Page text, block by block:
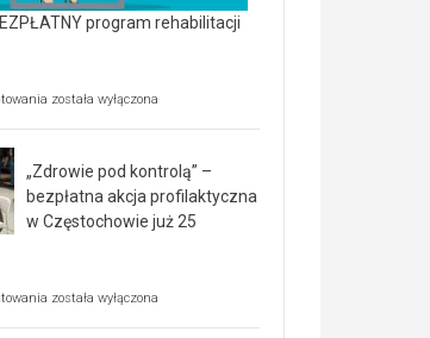
program rehabilitacji
Rusza
rehabilitacji
dla
seniorów!
została wyłączona
„Zdrowie pod kontrolą” –
bezpłatna akcja profilaktyczna
w Częstochowie już 25
„Zdrowie
została wyłączona